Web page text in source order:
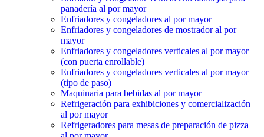
panadería al por mayor
Enfriadores y congeladores al por mayor
Enfriadores y congeladores de mostrador al por
mayor
Enfriadores y congeladores verticales al por mayor
(con puerta enrollable)
Enfriadores y congeladores verticales al por mayor
(tipo de paso)
Maquinaria para bebidas al por mayor
Refrigeración para exhibiciones y comercialización
al por mayor
Refrigeradores para mesas de preparación de pizza